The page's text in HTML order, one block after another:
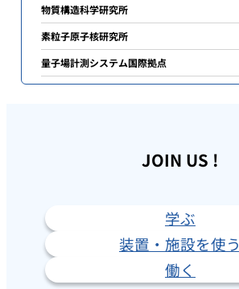
物質構造科学研究所
素粒子原子核研究所
量子場計測システム国際拠点
JOIN US !
学ぶ
装置・施設を使う
働く